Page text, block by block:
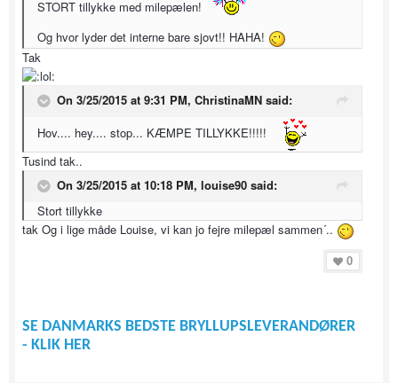
STORT tillykke med milepælen!
Og hvor lyder det interne bare sjovt!! HAHA!
Tak
On 3/25/2015 at 9:31 PM, ChristinaMN said:
Hov.... hey.... stop... KÆMPE TILLYKKE!!!!!
Tusind tak..
On 3/25/2015 at 10:18 PM, louise90 said:
Stort tillykke
tak Og i lige måde Louise, vi kan jo fejre milepæl sammen´..
0
SE DANMARKS BEDSTE BRYLLUPSLEVERANDØRER
- KLIK HER